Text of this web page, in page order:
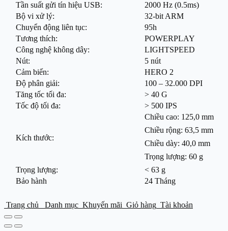
Tần suất gửi tín hiệu USB:
2000 Hz (0.5ms)
Bộ vi xử lý:
32-bit ARM
Chuyển động liên tục:
95h
Tương thích:
POWERPLAY
Công nghệ không dây:
LIGHTSPEED
Nút:
5 nút
Cảm biến:
HERO 2
Độ phân giải:
100 – 32.000 DPI
Tăng tốc tối đa:
> 40 G
Tốc độ tối đa:
> 500 IPS
Kích thước:
Chiều cao: 125,0 mm
Chiều rộng: 63,5 mm
Chiều dày: 40,0 mm
Trọng lượng: 60 g
Trọng lượng:
< 63 g
Bảo hành
24 Tháng
Trang chủ Danh mục Khuyến mãi Giỏ hàng Tài khoản